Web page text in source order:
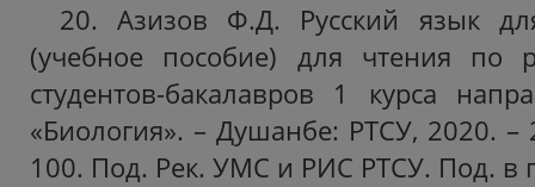
20. Азизов Ф.Д. Русский язык
(учебное пособие) для чтения по
студентов-бакалавров 1 курса
«Биология». – Душанбе: РТСУ, 2020. –
100. Под. Рек. УМС и РИС РТСУ. Под. в